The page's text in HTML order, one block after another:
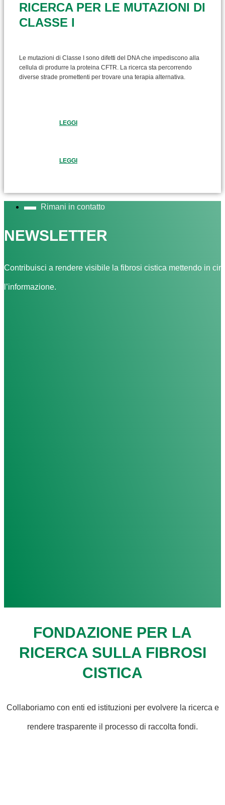
RICERCA PER LE MUTAZIONI DI
CLASSE I
Le mutazioni di Classe I sono difetti del DNA che impediscono alla
cellula di produrre la proteina CFTR. La ricerca sta percorrendo
diverse strade promettenti per trovare una terapia alternativa.
LEGGI
LEGGI
Rimani in contatto
NEWSLETTER
Contribuisci a rendere visibile la fibrosi cistica mettendo in
l’informazione.
FONDAZIONE PER LA
RICERCA SULLA FIBROSI
CISTICA
Collaboriamo con enti ed istituzioni per evolvere la ricerca e
rendere trasparente il processo di raccolta fondi.